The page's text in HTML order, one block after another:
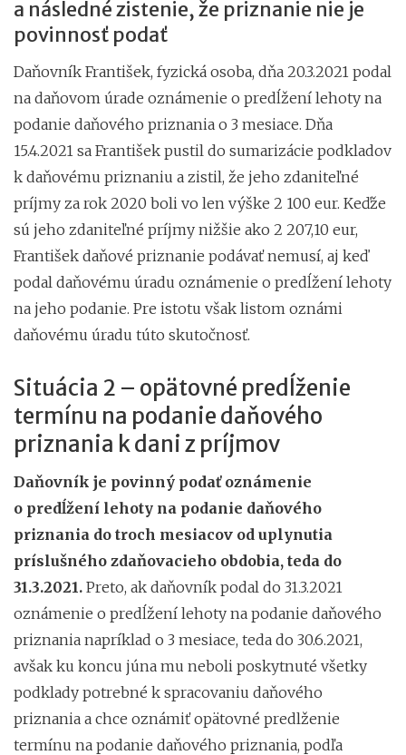
a následné zistenie, že priznanie nie je
povinnosť podať
Daňovník František, fyzická osoba, dňa 20.3.2021 podal
na daňovom úrade oznámenie o predĺžení lehoty na
podanie daňového priznania o 3 mesiace. Dňa
15.4.2021 sa František pustil do sumarizácie podkladov
k daňovému priznaniu a zistil, že jeho zdaniteľné
príjmy za rok 2020 boli vo len výške 2 100 eur. Keďže
sú jeho zdaniteľné príjmy nižšie ako 2 207,10 eur,
František daňové priznanie podávať nemusí, aj keď
podal daňovému úradu oznámenie o predĺžení lehoty
na jeho podanie. Pre istotu však listom oznámi
daňovému úradu túto skutočnosť.
Situácia 2 – opätovné predĺženie
termínu na podanie daňového
priznania k dani z príjmov
Daňovník je povinný podať oznámenie
o predĺžení lehoty na podanie daňového
priznania do troch mesiacov od uplynutia
príslušného zdaňovacieho obdobia, teda do
31.3.2021. Preto, ak daňovník podal do 31.3.2021
oznámenie o predĺžení lehoty na podanie daňového
priznania napríklad o 3 mesiace, teda do 30.6.2021,
avšak ku koncu júna mu neboli poskytnuté všetky
podklady potrebné k spracovaniu daňového
priznania a chce oznámiť opätovné predlženie
termínu na podanie daňového priznania, podľa